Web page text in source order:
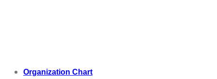
Organization Chart